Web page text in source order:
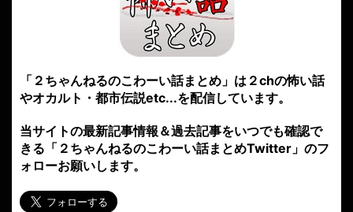
「２ちゃんねるのこわーい話まとめ」は２chの怖い話
やオカルト・都市伝説etc...を配信しています。
当サイトの最新記事情報＆過去記事をいつでも確認で
きる「２ちゃんねるのこわーい話まとめTwitter」のフ
ォローお願いします。